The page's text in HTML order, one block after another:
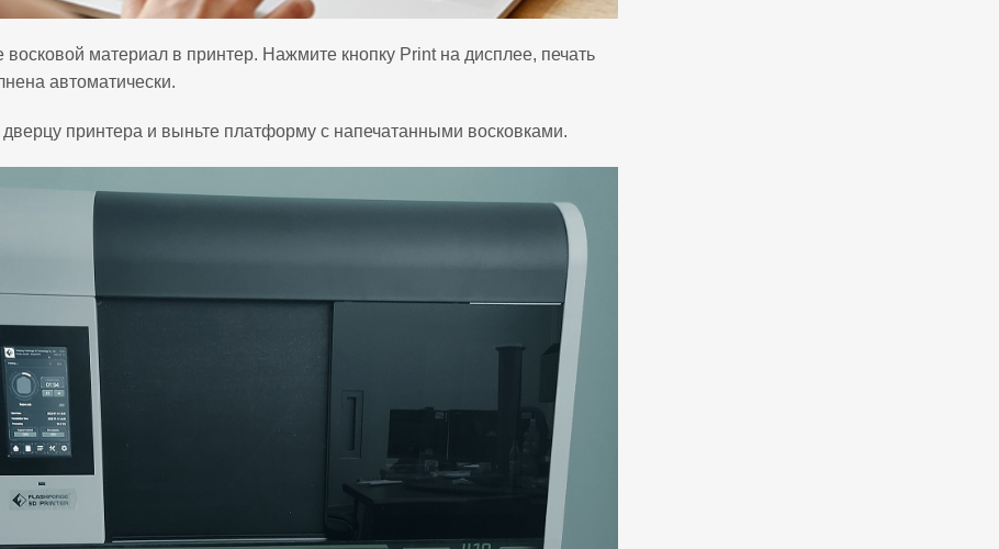
восковой материал в принтер. Нажмите кнопку Print на дисплее, печать
автоматически.
дверцу принтера и выньте платформу с напечатанными восковками.